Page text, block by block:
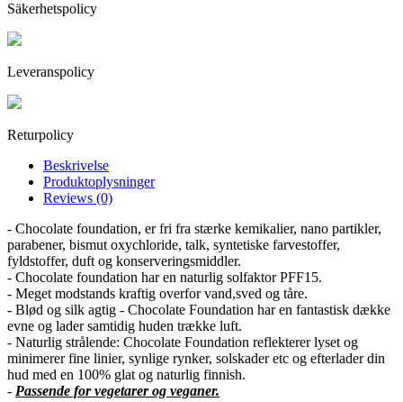
Säkerhetspolicy
Leveranspolicy
Returpolicy
Beskrivelse
Produktoplysninger
Reviews (0)
- Chocolate foundation, er fri fra stærke kemikalier, nano partikler,
parabener, bismut oxychloride, talk, syntetiske farvestoffer,
fyldstoffer, duft og konserveringsmiddler.
- Chocolate foundation har en naturlig solfaktor PFF15.
- Meget modstands kraftig overfor vand,sved og tåre.
- Blød og silk agtig - Chocolate Foundation har en fantastisk dække
evne og lader samtidig huden trække luft.
- Naturlig strålende: Chocolate Foundation reflekterer lyset og
minimerer fine linier, synlige rynker, solskader etc og efterlader din
hud med en 100% glat og naturlig finnish.
- Passende for vegetarer og veganer.